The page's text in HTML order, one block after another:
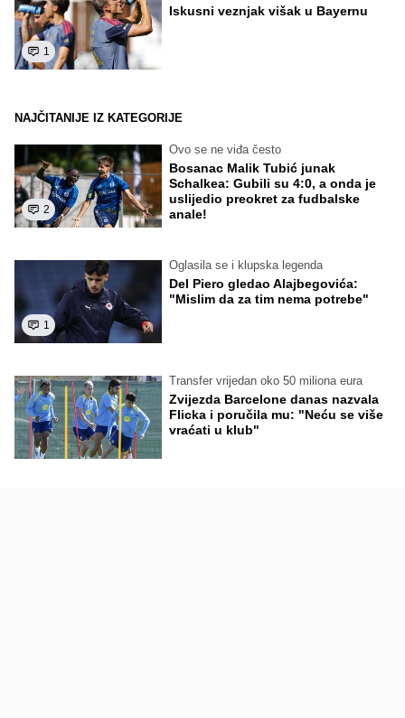
1
Iskusni veznjak višak u Bayernu
NAJČITANIJE IZ KATEGORIJE
2
Ovo se ne viđa često
Bosanac Malik Tubić junak
Schalkea: Gubili su 4:0, a onda je
uslijedio preokret za fudbalske
anale!
1
Oglasila se i klupska legenda
Del Piero gledao Alajbegovića:
"Mislim da za tim nema potrebe"
Transfer vrijedan oko 50 miliona eura
Zvijezda Barcelone danas nazvala
Flicka i poručila mu: "Neću se više
vraćati u klub"